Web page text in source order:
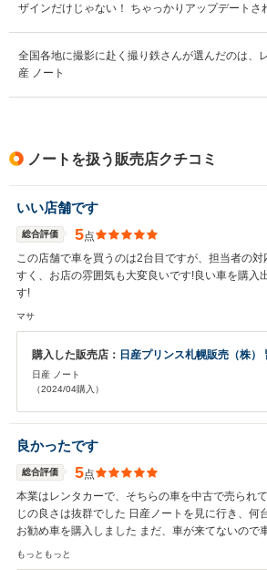
ザインだけじゃない！ ちゃっかりアップデートさ
全国各地に撮影に赴く撮り鉄さんが選んだのは、
産 ノート
ノートを扱う販売店クチコミ
いい店舗です
総合評価 5点
この店舗で車を買うのは2台目ですが、担当者の
すく、お店の雰囲気も大変良いです!良い車を購入
す!
マサ
購入した販売店： 日産プリンス札幌販売（株）
日産 ノート
（2024/04購入）
良かったです
総合評価 5点
本業はレンタカーで、そちらの車を中古で売られ
じの良さは抜群でした 日産ノートを見に行き、何台かあるうちの営業の方の
お勧め車を購入しました まだ、車が
もっともっと